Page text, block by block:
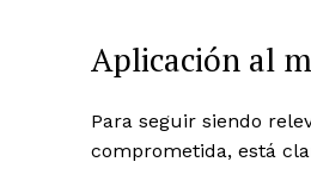
Aplicación al
Para seguir siendo
comprometida, está